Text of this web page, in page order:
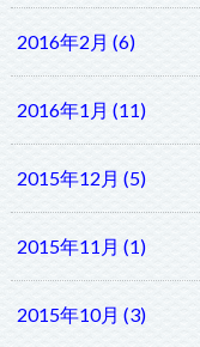
2016年2月 (6)
2016年1月 (11)
2015年12月 (5)
2015年11月 (1)
2015年10月 (3)